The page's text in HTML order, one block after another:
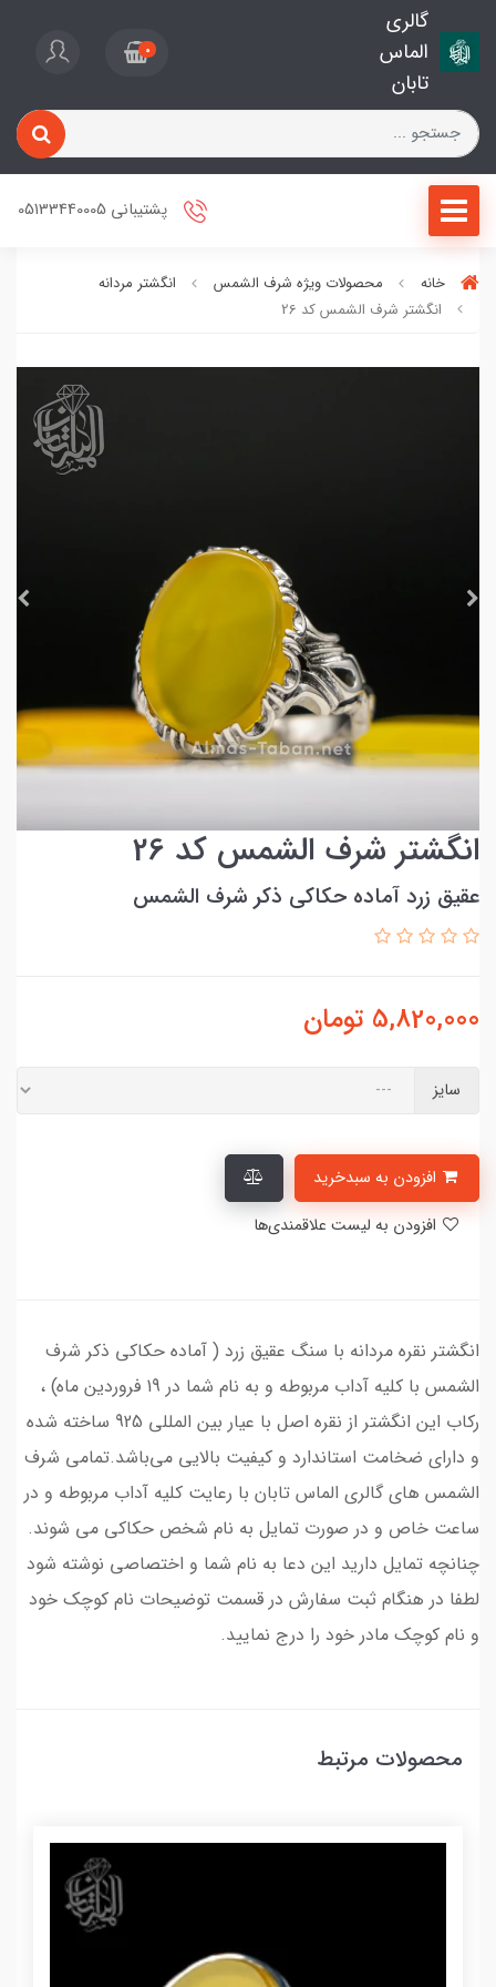
گالری
الماس
تابان
0
پشتیبانی 05133440005
خانه محصولات ویژه شرف الشمس
انگشتر مردانه
انگشتر شرف الشمس کد 26
انگشتر شرف الشمس کد 26
عقیق زرد آماده حکاکی ذکر شرف الشمس
5,820,000 تومان
سایز
انگشتر نقره مردانه با سنگ عقیق زرد ( آماده حکاکی ذکر شرف
الشمس با کلیه آداب مربوطه و به نام شما در 19 فروردین ماه) ،
رکاب این انگشتر از نقره اصل با عیار بین المللی 925 ساخته شده
و دارای ضخامت استاندارد و کیفیت بالایی می‌باشد.تمامی شرف
الشمس های گالری الماس تابان با رعایت کلیه آداب مربوطه و در
ساعت خاص و در صورت تمایل به نام شخص حکاکی می شوند.
چنانچه تمایل دارید این دعا به نام شما و اختصاصی نوشته شود
لطفا در هنگام ثبت سفارش در قسمت توضیحات نام کوچک خود
و نام کوچک مادر خود را درج نمایید.
محصولات مرتبط